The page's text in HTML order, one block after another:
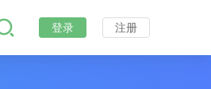
登录 注册